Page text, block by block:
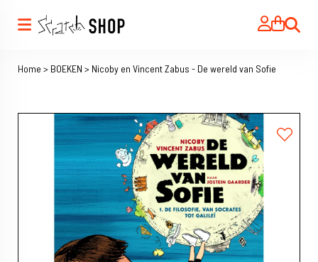
Zoeken
Home > BOEKEN > Nicoby en Vincent Zabus - De wereld van Sofie